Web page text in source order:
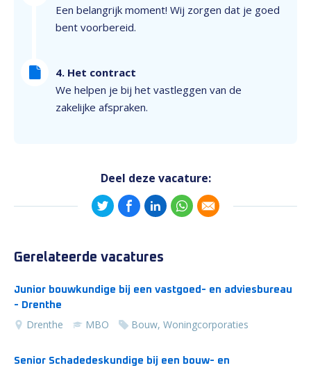
Een belangrijk moment! Wij zorgen dat je goed
bent voorbereid.
4. Het contract
We helpen je bij het vastleggen van de
zakelijke afspraken.
Deel deze vacature:
Gerelateerde vacatures
Junior bouwkundige bij een vastgoed- en adviesbureau
- Drenthe
Drenthe MBO Bouw, Woningcorporaties
Senior Schadedeskundige bij een bouw- en